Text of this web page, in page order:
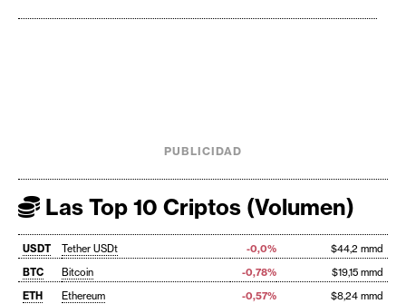
PUBLICIDAD
Las Top 10 Criptos (Volumen)
USDT Tether USDt -0,0%
$44,2 mmd
BTC
Bitcoin -0,78%
$19,15 mmd
ETH
Ethereum -0,57%
$8,24 mmd